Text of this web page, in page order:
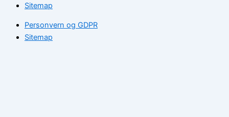
Sitemap
Personvern og GDPR
Sitemap